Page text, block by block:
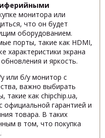
монитора или
что он будет
оборудованием.
порты, такие как HDMI,
характеристики экрана
и яркость.
или б/у монитор с
важно выбирать
такие как chipchip.ua,
официальной гарантией и
товара. В таких
в том, что покупка